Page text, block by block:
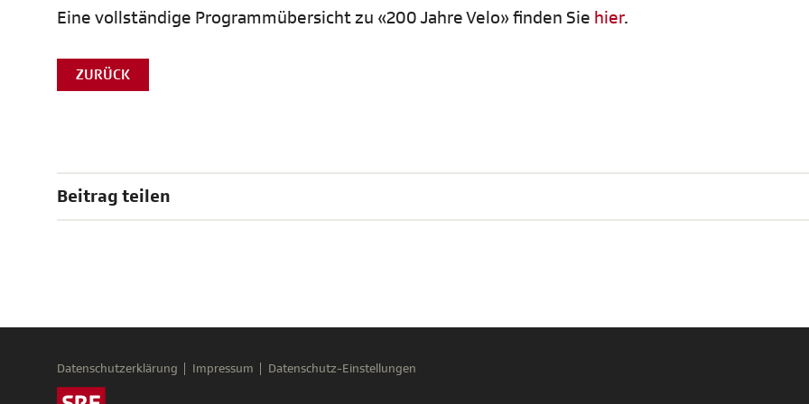
Eine vollständige Programmübersicht zu «200 Jahre Velo» finden Sie hier.
ZURÜCK
Beitrag teilen
Datenschutzerklärung Impressum Datenschutz-Einstellungen